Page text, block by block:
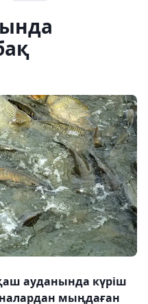
ауданында күріш
мыңдаған